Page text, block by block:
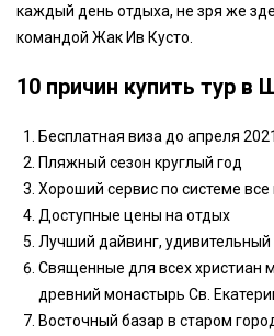
каждый день отдыха, не зря же
командой Жак Ив Кусто.
10 причин купить тур
Бесплатная виза до апреля
Пляжный сезон круглый год
Хороший сервис по системе
Доступные цены на отдых
Лучший дайвинг,
Священные для всех христиан
древний монастырь Св.
Восточный базар в старом